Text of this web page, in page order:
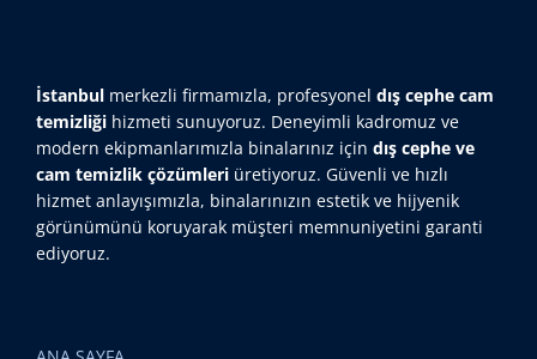
İstanbul merkezli firmamızla, profesyonel dış cephe cam
temizliği hizmeti sunuyoruz. Deneyimli kadromuz ve
modern ekipmanlarımızla binalarınız için dış cephe ve
cam temizlik çözümleri üretiyoruz. Güvenli ve hızlı
hizmet anlayışımızla, binalarınızın estetik ve hijyenik
görünümünü koruyarak müşteri memnuniyetini garanti
ediyoruz.